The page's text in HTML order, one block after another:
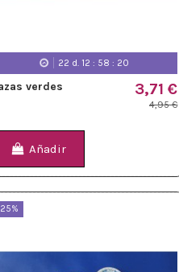
22 d. 12 :58 :18
verdes 3,71 €
4,95 €
Añadir